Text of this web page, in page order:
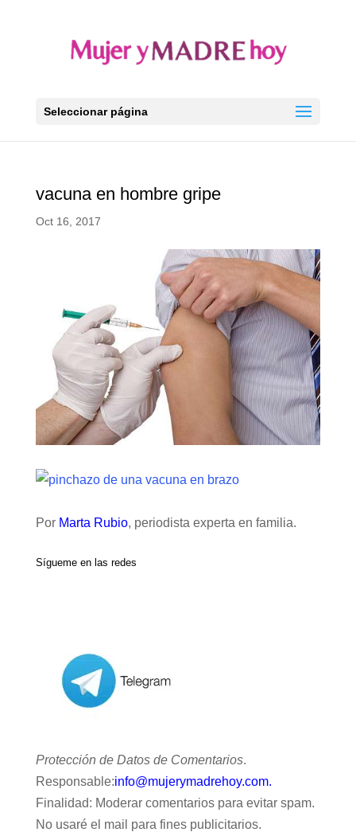
Seleccionar página
vacuna en hombre gripe
Oct 16, 2017
Por Marta Rubio, periodista experta en familia.
Sígueme en las redes
Protección de Datos de Comentarios.
Responsable:info@mujerymadrehoy.com.
Finalidad: Moderar comentarios para evitar spam.
No usaré el mail para fines publicitarios.